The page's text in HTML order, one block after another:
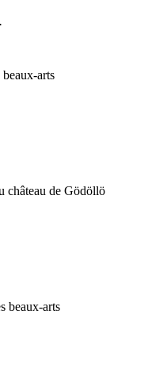
arts
château de Gödöllö
beaux-arts